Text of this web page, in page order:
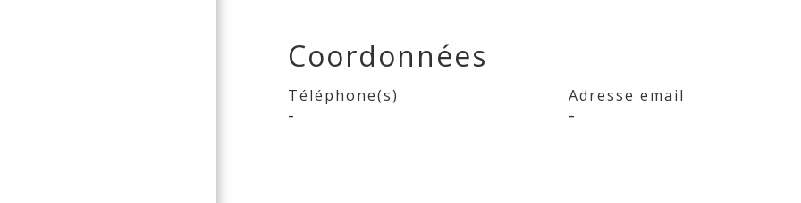
Coordonnées
Téléphone(s)
-
Adresse email
-